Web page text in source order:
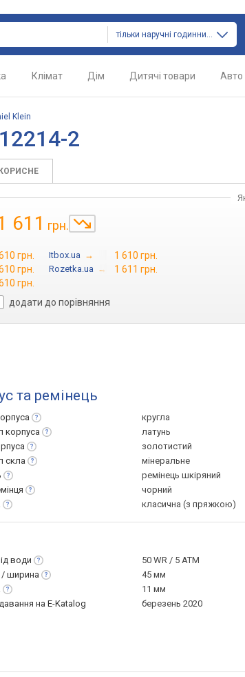
тільки наручні годинники
Клімат Дім Дитячі товари Авто
Klein
2
КОРИСНЕ
611 грн.
грн. Itbox.ua → 1 610 грн.
грн. Rozetka.ua → 1 611 грн.
грн.
додати до порівняння
та ремінець
кругла
корпуса
латунь
золотистий
скла
мінеральне
ремінець шкіряний
чорний
класична (з пряжкою)
води
50 WR / 5 ATM
/ ширина
45 мм
11 мм
на E-Katalog
березень 2020